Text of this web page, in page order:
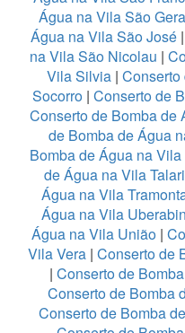
Água na Vila São
Água na Vila São José|
na Vila São Nicolau |
Vila Silvia |
Socorro| Conserto de
Conserto de Bomba de
de Bomba de Água
Bomba de Água na
de Água na Vila
Água na Vila
Água na Vila
Água na Vila União|
Vila Vera | Conserto de
| Conserto de
Conserto de Bomba
Conserto de Bomba